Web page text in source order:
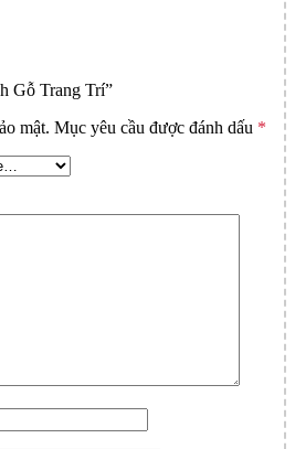
Gỗ Trang Trí”
mật. Mục yêu cầu được đánh dấu *